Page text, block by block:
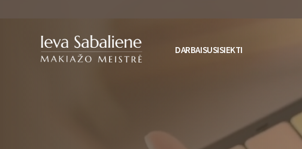
DARBAISUSISIEKTI
DARBAISUSISIEKTI